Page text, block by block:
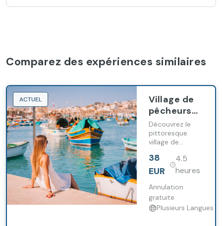
Comparez des expériences similaires
ACTUEL
Village de
pêcheurs
et marché
dominical
de
Marsaxlokk,
Grotte
promenade
dans le
village de
Découvrez le
pittoresque
village de
Marsaxlokk et
profitez de son
marché en plein
air. Admirez le
paysage à
couper le
38
EUR
4.5
heures
Annulation
gratuite
Plusieurs Langues